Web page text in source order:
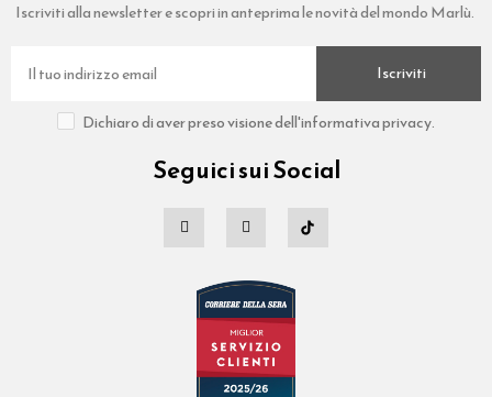
Iscriviti alla newsletter e scopri in anteprima le novità del mondo Marlù.
Iscriviti
Dichiaro di aver preso visione dell'informativa privacy.
Seguici sui Social